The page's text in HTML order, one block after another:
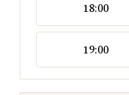
18:00
19:00